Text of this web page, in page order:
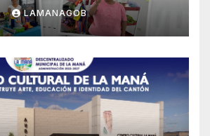
LAMANAGOB